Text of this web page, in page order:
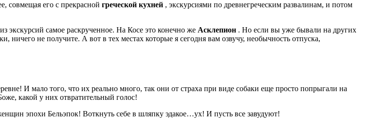
совмещая его с прекрасной греческой кухней , экскурсиями по древнегреческим развалинам, и потом
экскурсий самое раскрученное. На Косе это конечно же Асклепион . Но если вы уже бывали на других
ничего не получите. А вот в тех местах которые я сегодня вам озвучу, необычность отпуска,
И мало того, что их реально много, так они от страха при виде собаки еще просто попрыгали на
какой у них отвратительный голос!
эпохи Бельэпок! Воткнуть себе в шляпку эдакое…ух! И пусть все завудуют!